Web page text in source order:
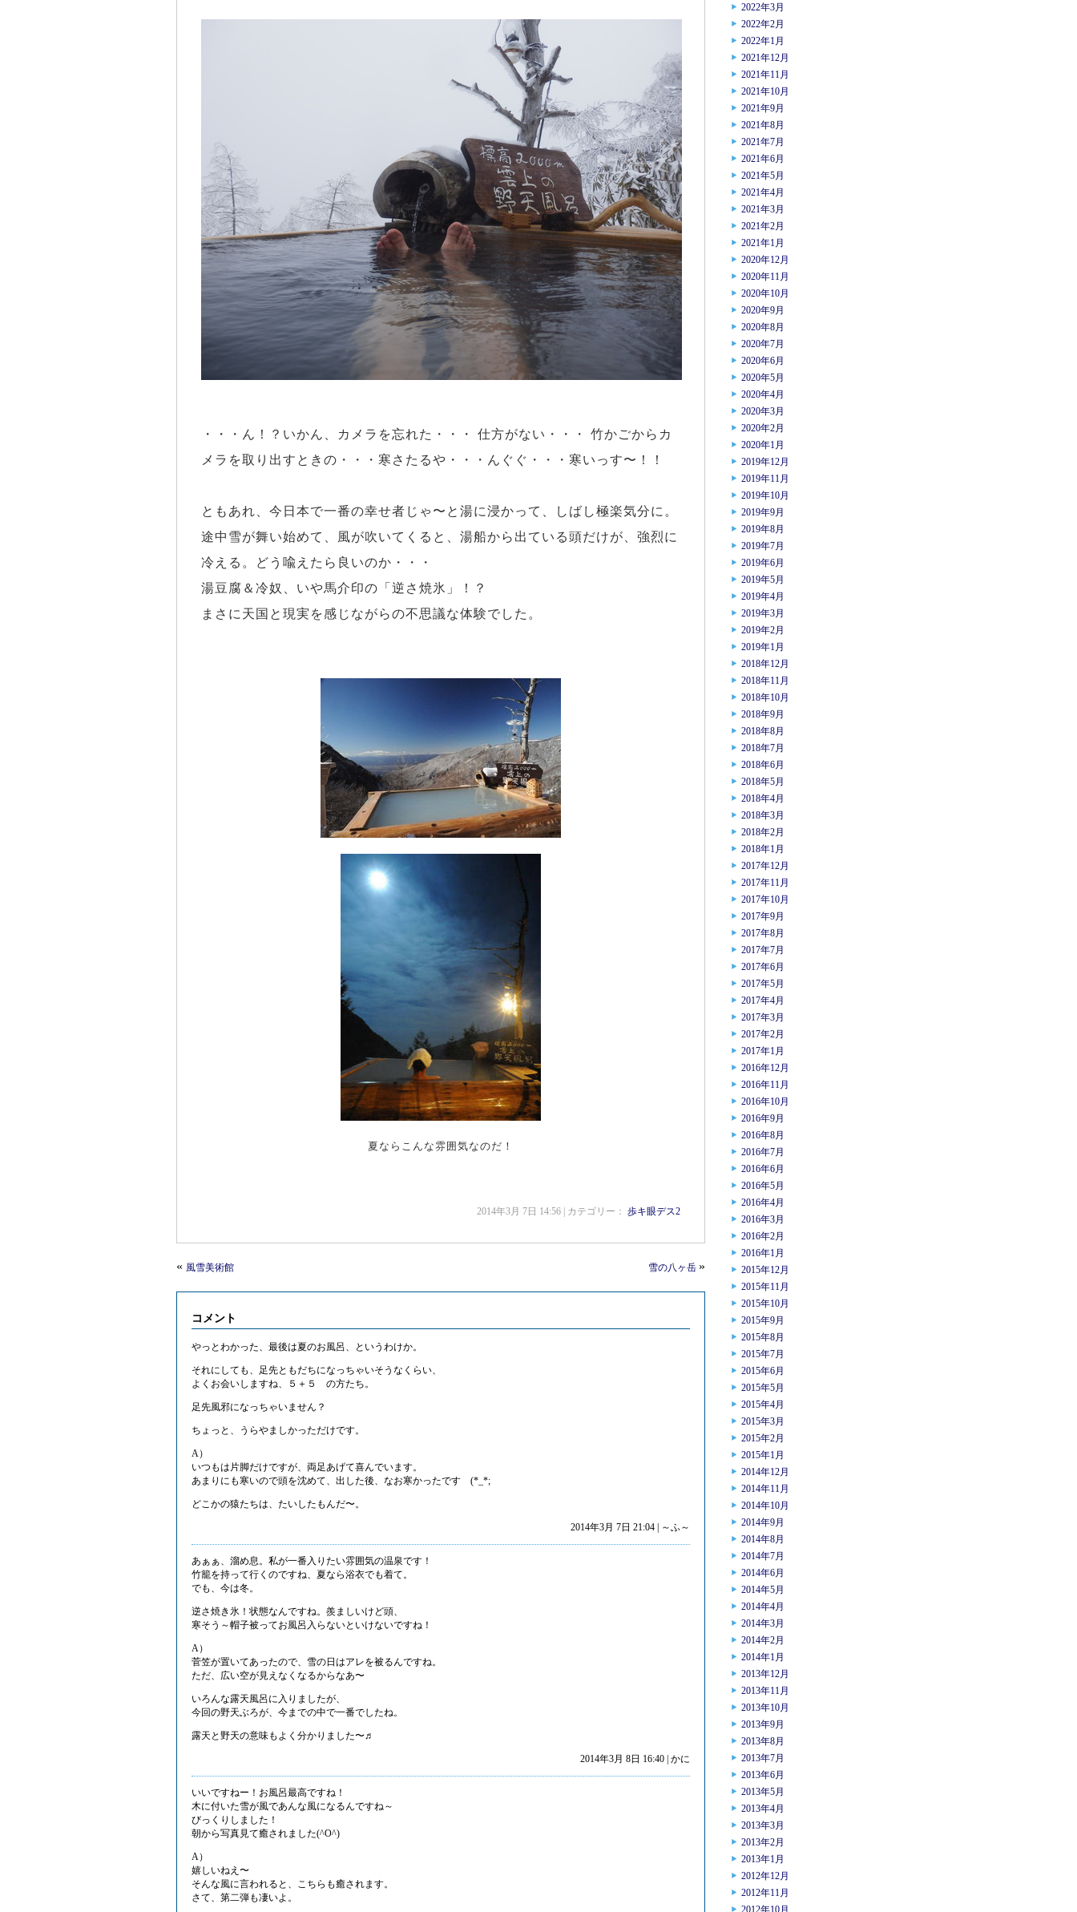
・・・ん！？いかん、カメラを忘れた・・・ 仕方がない・・・ 竹かごからカ
メラを取り出すときの・・・寒さたるや・・・んぐぐ・・・寒いっす〜！！
ともあれ、今日本で一番の幸せ者じゃ〜と湯に浸かって、しばし極楽気分に。
途中雪が舞い始めて、風が吹いてくると、湯船から出ている頭だけが、強烈に
冷える。どう喩えたら良いのか・・・
湯豆腐＆冷奴、いや馬介印の「逆さ焼氷」！？
まさに天国と現実を感じながらの不思議な体験でした。
夏ならこんな雰囲気なのだ！
2014年3月 7日 14:56 | カテゴリー： 歩キ眼デス2
« 風雪美術館 雪の八ヶ岳 »
コメント
やっとわかった、最後は夏のお風呂、というわけか。
それにしても、足先ともだちになっちゃいそうなくらい、
よくお会いしますね、５＋５ の方たち。
足先風邪になっちゃいません？
ちょっと、うらやましかっただけです。
A）
いつもは片脚だけですが、両足あげて喜んでいます。
あまりにも寒いので頭を沈めて、出した後、なお寒かったです (*_*;
どこかの猿たちは、たいしたもんだ〜。
2014年3月 7日 21:04 | ～ふ～
あぁぁ、溜め息。私が一番入りたい雰囲気の温泉です！
竹籠を持って行くのですね、夏なら浴衣でも着て。
でも、今は冬。
逆さ焼き氷！状態なんですね。羨ましいけど頭、
寒そう～帽子被ってお風呂入らないといけないですね！
A）
菅笠が置いてあったので、雪の日はアレを被るんですね。
ただ、広い空が見えなくなるからなあ〜
いろんな露天風呂に入りましたが、
今回の野天ぶろが、今までの中で一番でしたね。
露天と野天の意味もよく分かりました〜♬
2014年3月 8日 16:40 | かに
いいですねー！お風呂最高ですね！
木に付いた雪が風であんな風になるんですね～
びっくりしました！
朝から写真見て癒されました(^O^)
A）
嬉しいねえ〜
そんな風に言われると、こちらも癒されます。
さて、第二弾も凄いよ。
2022年3月
2022年2月
2022年1月
2021年12月
2021年11月
2021年10月
2021年9月
2021年8月
2021年7月
2021年6月
2021年5月
2021年4月
2021年3月
2021年2月
2021年1月
2020年12月
2020年11月
2020年10月
2020年9月
2020年8月
2020年7月
2020年6月
2020年5月
2020年4月
2020年3月
2020年2月
2020年1月
2019年12月
2019年11月
2019年10月
2019年9月
2019年8月
2019年7月
2019年6月
2019年5月
2019年4月
2019年3月
2019年2月
2019年1月
2018年12月
2018年11月
2018年10月
2018年9月
2018年8月
2018年7月
2018年6月
2018年5月
2018年4月
2018年3月
2018年2月
2018年1月
2017年12月
2017年11月
2017年10月
2017年9月
2017年8月
2017年7月
2017年6月
2017年5月
2017年4月
2017年3月
2017年2月
2017年1月
2016年12月
2016年11月
2016年10月
2016年9月
2016年8月
2016年7月
2016年6月
2016年5月
2016年4月
2016年3月
2016年2月
2016年1月
2015年12月
2015年11月
2015年10月
2015年9月
2015年8月
2015年7月
2015年6月
2015年5月
2015年4月
2015年3月
2015年2月
2015年1月
2014年12月
2014年11月
2014年10月
2014年9月
2014年8月
2014年7月
2014年6月
2014年5月
2014年4月
2014年3月
2014年2月
2014年1月
2013年12月
2013年11月
2013年10月
2013年9月
2013年8月
2013年7月
2013年6月
2013年5月
2013年4月
2013年3月
2013年2月
2013年1月
2012年12月
2012年11月
2012年10月